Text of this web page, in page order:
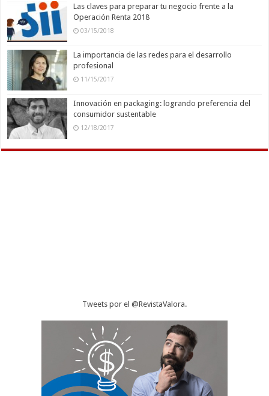
Las claves para preparar tu negocio frente a la
Operación Renta 2018
03/15/2018
La importancia de las redes para el desarrollo
profesional
11/15/2017
Innovación en packaging: logrando preferencia del
consumidor sustentable
12/18/2017
Tweets por el @RevistaValora.